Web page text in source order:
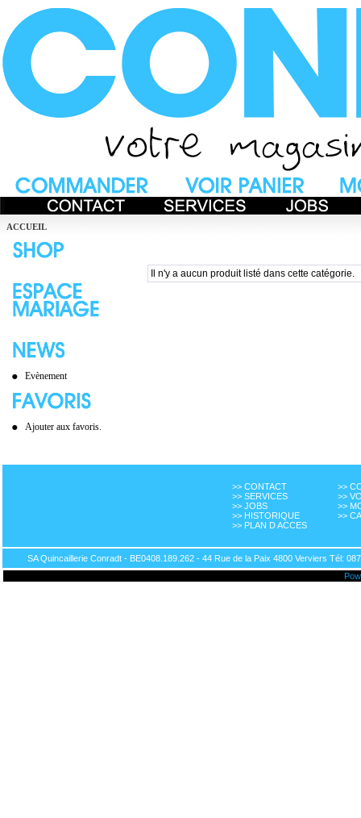
ACCUEIL
Evènement
Ajouter aux favoris.
Il n'y a aucun produit listé dans cette catégorie.
>> CONTACT
>> SERVICES
>> JOBS
>> HISTORIQUE
>> PLAN D ACCES
>>
>>
>>
>>
SA Quincaillerie Conradt - BE0408.189.262 - 44 Rue de la Paix 4800 Verviers Tél: